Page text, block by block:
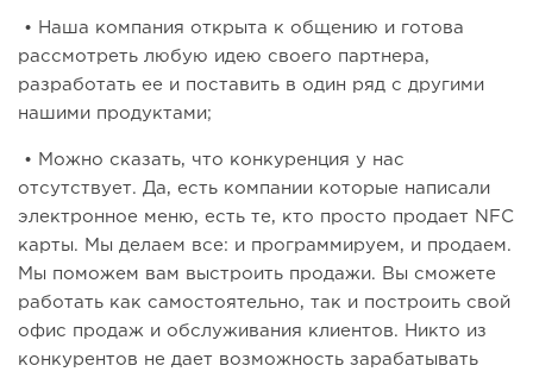
• Наша компания открыта к общению и готова
рассмотреть любую идею своего партнера,
разработать ее и поставить в один ряд с другими
нашими продуктами;
• Можно сказать, что конкуренция у нас
отсутствует. Да, есть компании которые написали
электронное меню, есть те, кто просто продает NFC
карты. Мы делаем все: и программируем, и продаем.
Мы поможем вам выстроить продажи. Вы сможете
работать как самостоятельно, так и построить свой
офис продаж и обслуживания клиентов. Никто из
конкурентов не дает возможность зарабатывать